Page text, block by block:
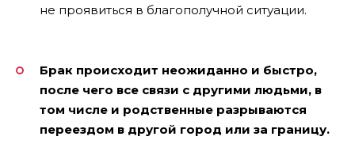
не проявиться в благополучной ситуации.
Брак происходит неожиданно и быстро,
после чего все связи с другими людьми, в
том числе и родственные разрываются
переездом в другой город или за границу.